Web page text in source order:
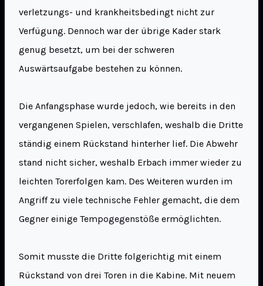
verletzungs- und krankheitsbedingt nicht zur
Verfügung. Dennoch war der übrige Kader stark
genug besetzt, um bei der schweren
Auswärtsaufgabe bestehen zu können.
Die Anfangsphase wurde jedoch, wie bereits in den
vergangenen Spielen, verschlafen, weshalb die Dritte
ständig einem Rückstand hinterher lief. Die Abwehr
stand nicht sicher, weshalb Erbach immer wieder zu
leichten Torerfolgen kam. Des Weiteren wurden im
Angriff zu viele technische Fehler gemacht, die dem
Gegner einige Tempogegenstöße ermöglichten.
Somit musste die Dritte folgerichtig mit einem
Rückstand von drei Toren in die Kabine. Mit neuem